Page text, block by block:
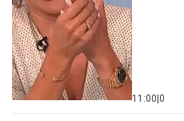
11:00 0